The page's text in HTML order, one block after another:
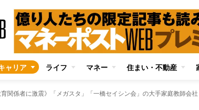
ャリア ライフ マネー 住まい・不動産